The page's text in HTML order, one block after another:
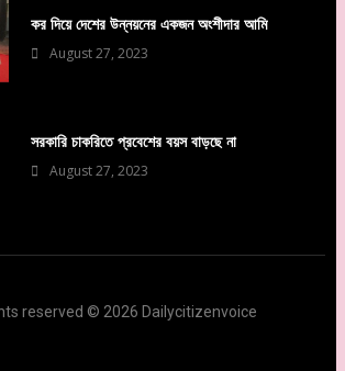
কর দিয়ে দেশের উন্নয়নের একজন অংশীদার আমি
August 27, 2023
সরকারি চাকরিতে প্রবেশের বয়স বাড়ছে না
August 27, 2023
reserved © 2026 Dailycitizenvoice